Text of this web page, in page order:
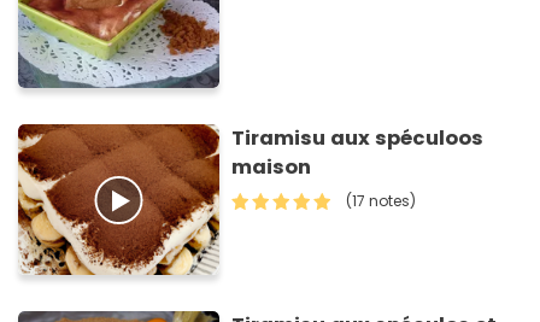
Tiramisu aux spéculoos
maison
(17 notes)